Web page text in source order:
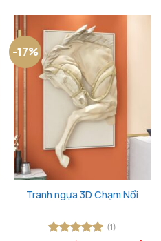
-17%
Tranh ngựa 3D Chạm Nổi
(1)